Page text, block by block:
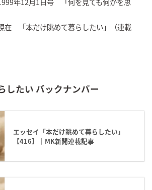
在 「本だけ眺めて暮らしたい」（連載
したい バックナンバー
エッセイ「本だけ眺めて暮らしたい」
【416】｜MK新聞連載記事